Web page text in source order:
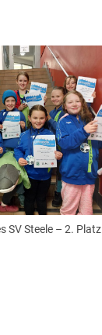
SV Steele – 2. Platz